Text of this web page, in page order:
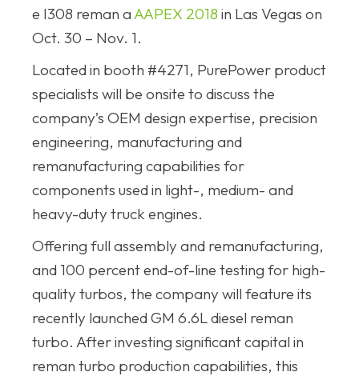
e I308 reman aAAPEX 2018 in Las Vegas on
Oct. 30 – Nov. 1.
Located in booth #4271, PurePower product
specialists will be onsite to discuss the
company’s OEM design expertise, precision
engineering, manufacturing and
remanufacturing capabilities for
components used in light-, medium- and
heavy-duty truck engines.
Offering full assembly and remanufacturing,
and 100 percent end-of-line testing for high-
quality turbos, the company will feature its
recently launched GM 6.6L diesel reman
turbo. After investing significant capital in
reman turbo production capabilities, this